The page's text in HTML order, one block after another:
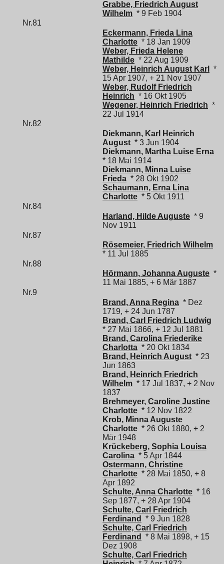
Grabbe, Friedrich August
Wilhelm * 9 Feb 1904
Nr.81
Eckermann, Frieda Lina
Charlotte * 18 Jan 1909
Weber, Frieda Helene
Mathilde * 22 Aug 1909
Weber, Heinrich August Karl
*
15 Apr 1907, + 21 Nov 1907
Weber, Rudolf Friedrich
Heinrich * 16 Okt 1905
Wegener, Heinrich Friedrich *
22 Jul 1914
Nr.82
Diekmann, Karl Heinrich
August * 3 Jun 1904
Diekmann, Martha Luise Erna
* 18 Mai 1914
Diekmann, Minna Luise
Frieda * 28 Okt 1902
Schaumann, Erna Lina
Charlotte * 5 Okt 1911
Nr.84
Harland, Hilde Auguste * 9
Nov 1911
Nr.87
Rösemeier, Friedrich Wilhelm
* 11 Jul 1885
Nr.88
Hörmann, Johanna Auguste *
11 Mai 1885, + 6 Mär 1887
Nr.9
Brand, Anna Regina * Dez
1719, + 24 Jun 1787
Brand, Carl Friedrich Ludwig
* 27 Mai 1866, + 12 Jul 1881
Brand, Carolina Friederike
Charlotta * 20 Okt 1834
Brand, Heinrich August * 23
Jun 1863
Brand, Heinrich Friedrich
Wilhelm * 17 Jul 1837, + 2 Nov
1837
Brehmeyer, Caroline Justine
Charlotte * 12 Nov 1822
Krob, Minna Auguste
Charlotte * 26 Okt 1880, + 2
Mär 1948
Krückeberg, Sophia Louisa
Carolina * 5 Apr 1844
Ostermann, Christine
Charlotte * 28 Mai 1850, + 8
Apr 1892
Schulte, Anna Charlotte * 16
Sep 1877, + 28 Apr 1904
Schulte, Carl Friedrich
Ferdinand
* 9 Jun 1828
Schulte, Carl Friedrich
Ferdinand
* 8 Mai 1898, + 15
Dez 1908
Schulte, Carl Friedrich